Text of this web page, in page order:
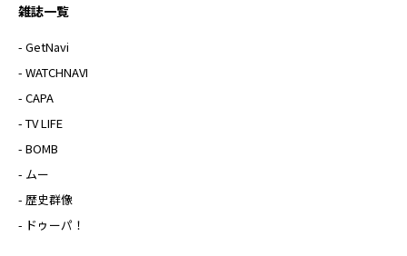
雑誌一覧
- GetNavi
- WATCHNAVI
- CAPA
- TV LIFE
- BOMB
- ムー
- 歴史群像
- ドゥーパ！